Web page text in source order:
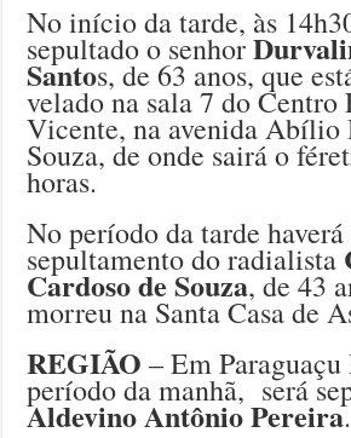
No início da tarde, às
sepultado o senhor
Santos, de 63 anos, que
velado na sala 7 do Centro
Vicente, na avenida Abílio
Souza, de onde sairá o
horas.
No período da tarde haverá
sepultamento do radialista
Cardoso de Souza, de 43
morreu na Santa Casa de
REGIÃO – Em
período da manhã, será
Aldevino Antônio Pereira.